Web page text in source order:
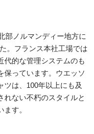
部ノルマンディー地方に
。フランス本社工場では
代的な管理システムのも
保っています。ウエッソ
ツは、100年以上にも及
れない不朽のスタイルと
す。